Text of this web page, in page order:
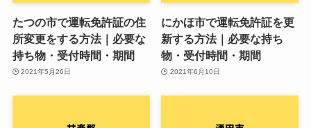
たつの市で運転免許証の住
所変更をする方法｜必要な
持ち物・受付時間・期間
2021年5月26日
にかほ市で運転免許証を更
新する方法｜必要な持ち
物・受付時間・期間
2021年6月10日